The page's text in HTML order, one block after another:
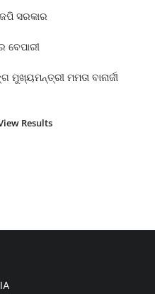
ସରକାର
ବେପାରୀ
ମମତା ବାନାର୍ଜୀ
Results